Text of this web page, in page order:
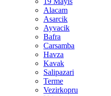
Alacam
Asarcik
Ayvacik
Bafra
Carsamba
Havza
Kavak
Salipazari
Terme
Vezirkopru